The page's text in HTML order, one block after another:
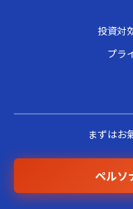
投資対
プラ
まずはお
ペルソ